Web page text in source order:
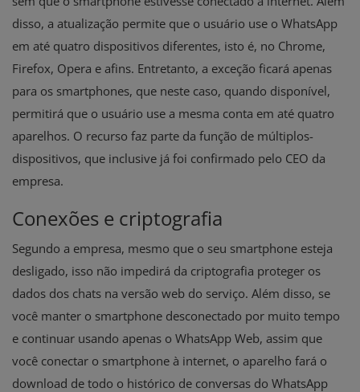
disso, a atualização permite que o usuário use o WhatsApp
em até quatro dispositivos diferentes, isto é, no Chrome,
Firefox, Opera e afins. Entretanto, a exceção ficará apenas
para os smartphones, que neste caso, quando disponível,
permitirá que o usuário use a mesma conta em até quatro
aparelhos. O recurso faz parte da função de múltiplos-
dispositivos, que inclusive já foi confirmado pelo CEO da
empresa.
Conexões e criptografia
Segundo a empresa, mesmo que o seu smartphone esteja
desligado, isso não impedirá da criptografia proteger os
dados dos chats na versão web do serviço. Além disso, se
você manter o smartphone desconectado por muito tempo
e continuar usando apenas o WhatsApp Web, assim que
você conectar o smartphone à internet, o aparelho fará o
download de todo o histórico de conversas do WhatsApp